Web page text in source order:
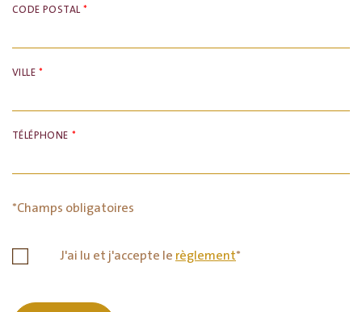
CODE POSTAL *
VILLE *
TÉLÉPHONE *
*Champs obligatoires
J'ai lu et j'accepte le règlement*